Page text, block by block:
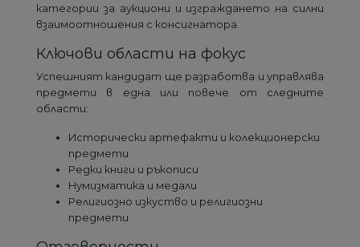
категории за аукциони и изграждането на силни
взаимоотношения с консигнатора.
Ключови области на фокус
Успешният кандидат ще разработва и управлява
предмети в една или повече от следните
области:
Исторически артефакти и колекционерски
предмети
Редки книги и ръкописи
Нумизматика и медали
Религиозно изкуство и религиозни
предмети